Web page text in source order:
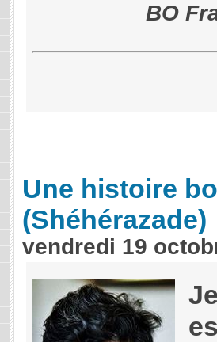
BO
Une histoire
(Shéhérazade)
vendredi 19